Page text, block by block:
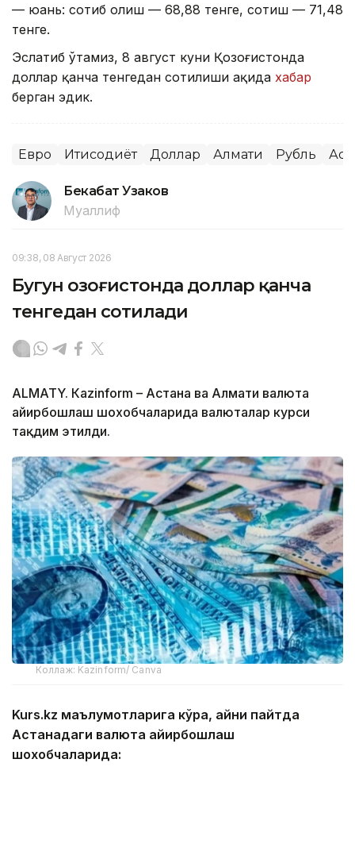
— юань: сотиб олиш — 68,88 тенге, сотиш — 71,48
тенге.
Эслатиб ўтамиз, 8 август куни Қозоғистонда
доллар қанча тенгедан сотилиши ҳақида хабар
берган эдик.
Евро Иқтисодиёт Доллар Алмати Рубль
Бекабат Узаков
Муаллиф
09:38, 08 Август 2026
Бугун Қозоғистонда доллар қанча
тенгедан сотилади
ALMATY. Кazinform – Астана ва Алмати валюта
айирбошлаш шохобчаларида валюталар курси
тақдим этилди.
Коллаж: Kazinform/ Canva
Kurs.kz маълумотларига кўра, айни пайтда
Астанадаги валюта айирбошлаш
шохобчаларида: